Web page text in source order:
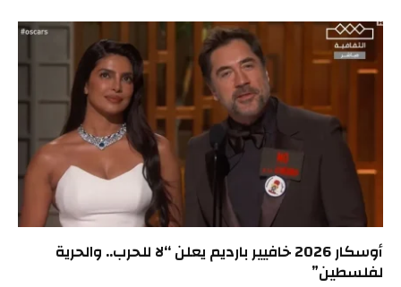
أوسكار 2026 خافيير بارديم يعلن “لا للحرب.. والحرية
لفلسطين”